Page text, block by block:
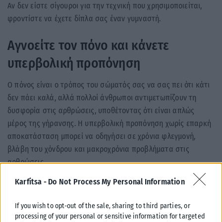
Karfitsa - Do Not Process My Personal Information
If you wish to opt-out of the sale, sharing to third parties, or
processing of your personal or sensitive information for targeted
Αν δεν είστε σίγουροι για την τεχνική που χρησιμοποιείται,
φροντίστε να έχετε δίπλα σας έναν γυμναστή.
Αγνοείτε τον πόνο και κάνετε
υπερβολική προπόνηση
Ο πόνος είναι ο τρόπος του σώματός σας να σας πει ότι κάτι
δεν πάει καλά, αλλά πολλοί άνθρωποι αντιμετωπίζουν τη
δυσφορία στις αρθρώσεις, υποθέτοντας ότι είναι απλώς
μέρος της γήρανσης. Η υπερβολική προπόνηση χωρίς επαρκή
αποκατάσταση μπορεί να οδηγήσει σε χρόνια φλεγμονή,
βλάβη του χόνδρου και μακροχρόνια προβλήματα στις
αρθρώσεις.
Ακούστε το σώμα σας εάν αισθάνεστε πόνο στις αρθρώσεις,
πιέζεστε.